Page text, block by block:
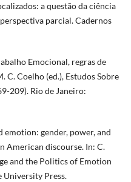
a questão da ciência
parcial. Cadernos
Emocional, regras de
Coelho (ed.), Estudos Sobre
209). Rio de Janeiro:
emotion: gender, power, and
discourse. In: C.
and the Politics of Emotion
University Press.